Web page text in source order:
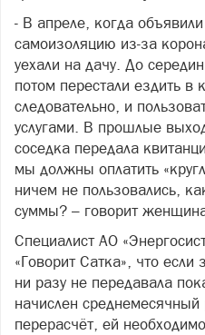
- В апреле, когда
самоизоляцию из-за
уехали на дачу. До
потом перестали ездить в
следовательно, и
услугами. В прошлые
соседка передала
мы должны оплатить
ничем не пользовались,
суммы? – говорит
Специалист АО
«Говорит Сатка», что
ни разу не передавала
начислен
перерасчёт, ей